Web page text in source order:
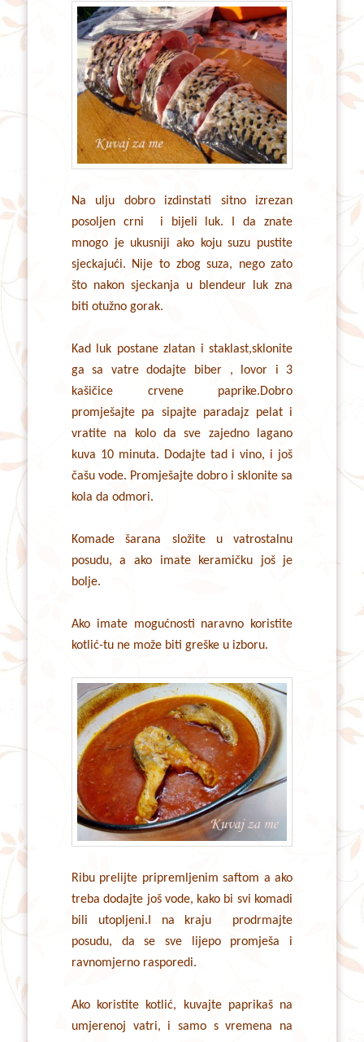
Na ulju dobro izdinstati sitno izrezan
posoljen crni i bijeli luk. I da znate
mnogo je ukusniji ako koju suzu pustite
sjeckajući. Nije to zbog suza, nego zato
što nakon sjeckanja u blendeur luk zna
biti otužno gorak.
Kad luk postane zlatan i staklast,sklonite
ga sa vatre dodajte biber , lovor i 3
kašičice crvene paprike.Dobro
promješajte pa sipajte paradajz pelat i
vratite na kolo da sve zajedno lagano
kuva 10 minuta. Dodajte tad i vino, i još
čašu vode. Promješajte dobro i sklonite sa
kola da odmori.
Komade šarana složite u vatrostalnu
posudu, a ako imate keramičku još je
bolje.
Ako imate mogućnosti naravno koristite
kotlić-tu ne može biti greške u izboru.
Ribu prelijte pripremljenim saftom a ako
treba dodajte još vode, kako bi svi komadi
bili utopljeni.I na kraju prodrmajte
posudu, da se sve lijepo promješa i
ravnomjerno rasporedi.
Ako koristite kotlić, kuvajte paprikaš na
umjerenoj vatri, i samo s vremena na